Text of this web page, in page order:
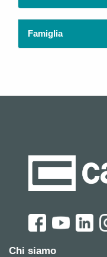
Famiglia
Chi siamo